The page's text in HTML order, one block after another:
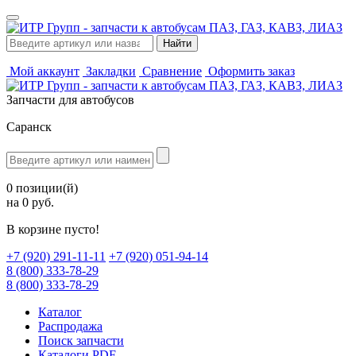
Мой аккаунт Закладки Сравнение Оформить заказ
Запчасти для автобусов
Саранск
0 позиции(й)
на 0 руб.
В корзине пусто!
‪+7 (920) 291-11-11 +7 (920) 051-94-14
8 (800) 333-78-29
8 (800) 333-78-29
Каталог
Распродажа
Поиск запчасти